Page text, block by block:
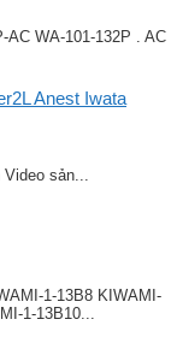
AC WA-101-132P . AC
Anest Iwata
Video sản...
1-13B8 KIWAMI-
1-13B10...